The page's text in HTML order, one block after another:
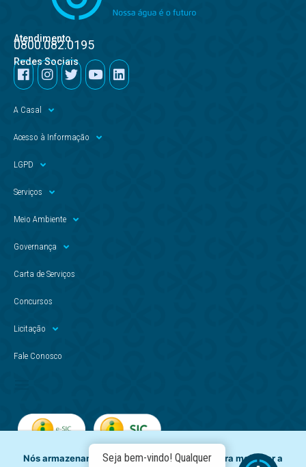
Atendimento
0800.082.0195
Redes Sociais
A Casal
Acesso à Informação
LGPD
Serviços
Meio Ambiente
Governança
Carta de Serviços
Concursos
Licitação
Fale Conosco
Nós armazenamos dados temporariamente para melhorar a
Seja bem-vindo! Qualquer